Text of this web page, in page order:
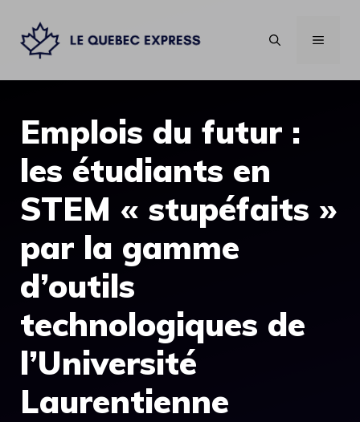
contenu
MENU
Emplois du futur :
les étudiants en
STEM « stupéfaits »
par la gamme
d’outils
technologiques de
l’Université
Laurentienne